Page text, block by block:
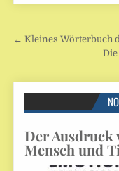
← Kleines Wörterbuch
Der Ausdruck
Mensch und